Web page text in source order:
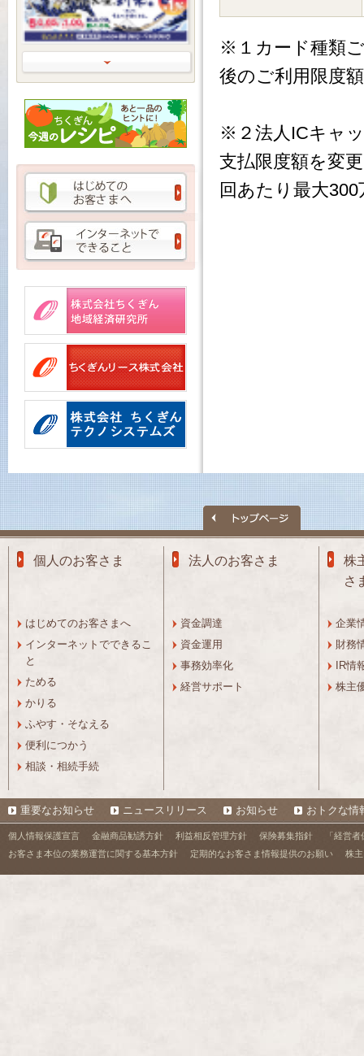
Next
※１カード種類
後のご利用限度
※２法人ICキャ
支払限度額を変
回あたり最大
個人のお客さま
はじめてのお客さまへ
インターネットでできるこ
と
ためる
かりる
ふやす・そなえる
便利につかう
相談・相続手続
法人のお客さま
資金調達
資金運用
事務効率化
経営サポート
株
さ
企業
財務
IR情
株主
重要なお知らせ ニュースリリース お知らせ おトクな情
個人情報保護宣言 金融商品勧誘方針 利益相反管理方針 保険募集指針
「経営
お客さま本位の業務運営に関する基本方針
定期的なお客さま情報提供のお願い 株